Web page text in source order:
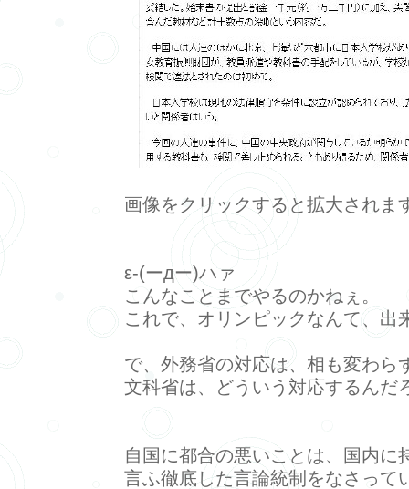
画像をクリックすると拡大されま
ε-(ーдー)ハァ
こんなことまでやるのかねぇ。
これで、オリンピックなんて、出
で、外務省の対応は、相も変わら
文科省は、どういう対応するんだ
自国に都合の悪いことは、国内に
言ふ徹底した言論統制をなさって